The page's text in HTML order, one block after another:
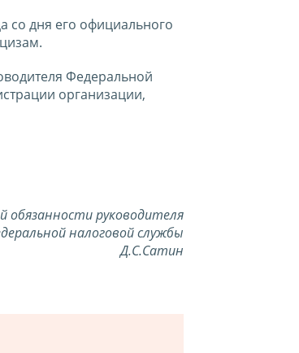
со дня его официального
Федеральной
организации,
обязанности руководителя
налоговой службы
Д.С.Сатин